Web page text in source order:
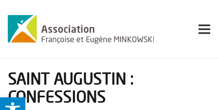
SAINT AUGUSTIN :
CONFESSIONS
Ouvrir la barre d’outils